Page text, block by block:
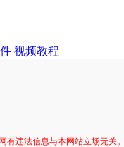
视频教程
有违法信息与本网站立场无关